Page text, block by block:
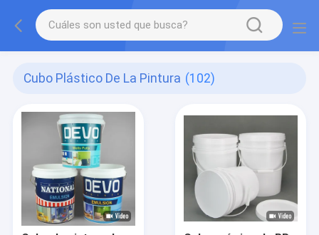
Cubo Plástico De La Pintura (102)